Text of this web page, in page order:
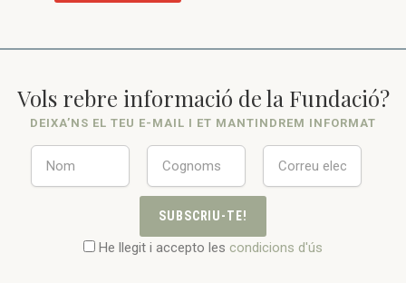
Vols rebre informació de la Fundació?
DEIXA’NS EL TEU E-MAIL I ET MANTINDREM INFORMAT
SUBSCRIU-TE!
He llegit i accepto les condicions d'ús